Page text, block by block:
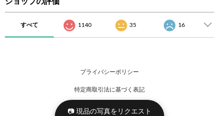
すべて 1140 35 16
プライバシーポリシー
特定商取引法に基づく表記
📷 現品の写真をリクエスト